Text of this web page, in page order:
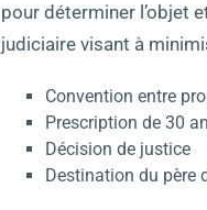
pour déterminer l’objet
judiciaire visant à
Convention entre
Prescription de 30
Décision de justice
Destination du père